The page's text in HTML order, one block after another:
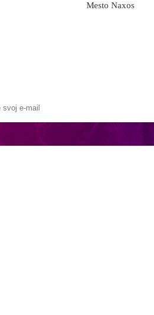
Mesto Naxos